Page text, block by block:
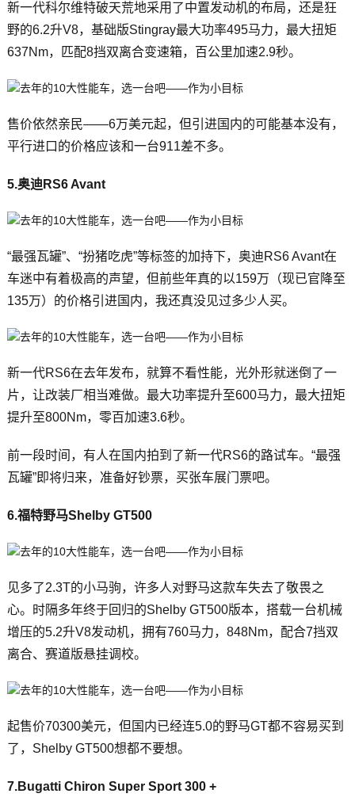
新一代科尔维特破天荒地采用了中置发动机的布局，还是狂
野的6.2升V8，基础版Stingray最大功率495马力，最大扭矩
637Nm，匹配8挡双离合变速箱，百公里加速2.9秒。
售价依然亲民——6万美元起，但引进国内的可能基本没有，
平行进口的价格应该和一台911差不多。
5.奥迪RS6 Avant
“最强瓦罐”、“扮猪吃虎”等标签的加持下，奥迪RS6 Avant在
车迷中有着极高的声望，但前些年真的以159万（现已官降至
135万）的价格引进国内，我还真没见过多少人买。
新一代RS6在去年发布，就算不看性能，光外形就迷倒了一
片，让改装厂相当难做。最大功率提升至600马力，最大扭矩
提升至800Nm，零百加速3.6秒。
前一段时间，有人在国内拍到了新一代RS6的路试车。“最强
瓦罐”即将归来，准备好钞票，买张车展门票吧。
6.福特野马Shelby GT500
见多了2.3T的小马驹，许多人对野马这款车失去了敬畏之
心。时隔多年终于回归的Shelby GT500版本，搭载一台机械
增压的5.2升V8发动机，拥有760马力，848Nm，配合7挡双
离合、赛道版悬挂调校。
起售价70300美元，但国内已经连5.0的野马GT都不容易买到
了，Shelby GT500想都不要想。
7.Bugatti Chiron Super Sport 300 +